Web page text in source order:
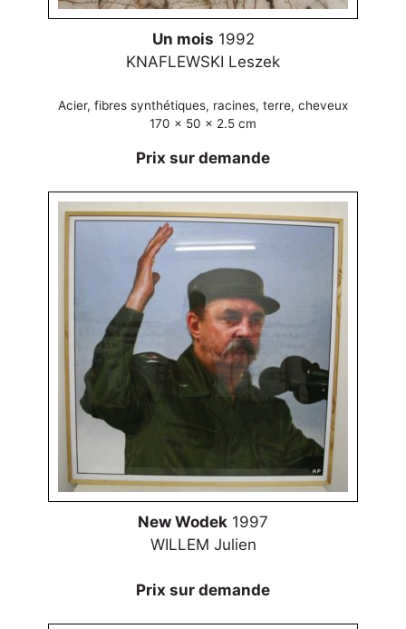
Un mois 1992
KNAFLEWSKI Leszek
Acier, fibres synthétiques, racines, terre, cheveux
170 x 50 x 2.5 cm
Prix sur demande
New Wodek 1997
WILLEM Julien
Prix sur demande